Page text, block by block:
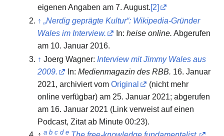
eigenen Angaben am 7. August.[2]
↑ „Nerdig geprägte Kultur“: Wikipedia-Gründer
Wales im Interview.
In:heise online. Abgerufen
am 10. Januar 2016.
↑ Joerg Wagner: Interview mit Jimmy Wales aus
2009.
In:Medienmagazin des RBB. 16. Januar
2021, archiviert vomOriginal
(nicht mehr
online verfügbar) am 25. Januar 2021; abgerufen
am 16. Januar 2021 (Link verweist auf einen
Podcast, Zitat ab Minute 00:23).
a b c d e